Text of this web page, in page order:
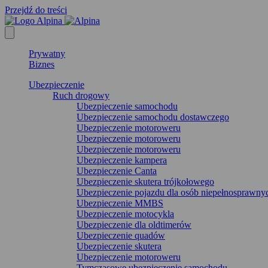
Przejdź do treści
Prywatny
Biznes
Ubezpieczenie
Ruch drogowy
Ubezpieczenie samochodu
Ubezpieczenie samochodu dostawczego
Ubezpieczenie motoroweru
Ubezpieczenie motoroweru
Ubezpieczenie motoroweru
Ubezpieczenie kampera
Ubezpieczenie Canta
Ubezpieczenie skutera trójkołowego
Ubezpieczenie pojazdu dla osób
Ubezpieczenie MMBS
Ubezpieczenie motocykla
Ubezpieczenie dla oldtimerów
Ubezpieczenie quadów
Ubezpieczenie skutera
Ubezpieczenie motoroweru